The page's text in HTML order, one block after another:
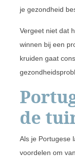
je gezondheid
Vergeet niet dat
winnen bij een
kruiden gaat
de
Als je Portugese
voordelen om